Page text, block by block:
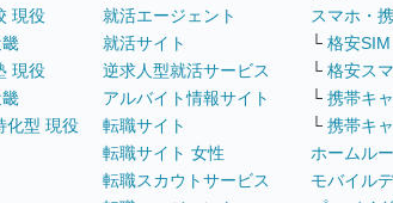
現役
現役
化型 現役
就活エージェント
就活サイト
逆求人型就活サービス
アルバイト情報サイト
転職サイト
転職サイト 女性
転職スカウトサービス
スマホ・
└ 格安SIM
└ 格安ス
└ 携帯キ
└ 携帯キ
ホームル
モバイル